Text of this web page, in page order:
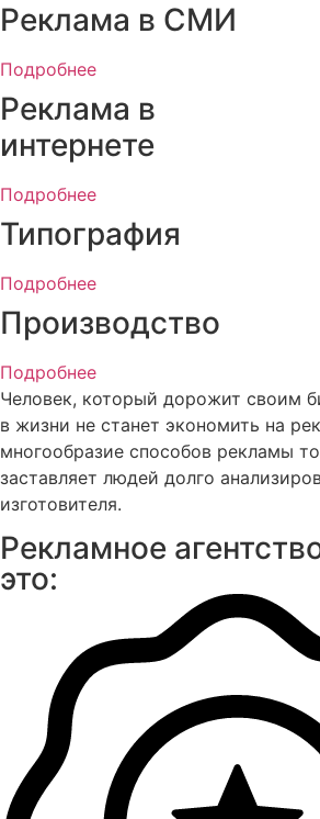
Реклама в СМИ
Подробнее
Реклама в
интернете
Подробнее
Типография
Подробнее
Производство
Подробнее
Человек, который дорожит своим
в жизни не станет экономить на
многообразие способов рекламы
заставляет людей долго
изготовителя.
Рекламное
это: